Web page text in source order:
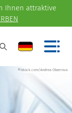
Ihnen attraktive
©istock.com/Andrea Obzerova